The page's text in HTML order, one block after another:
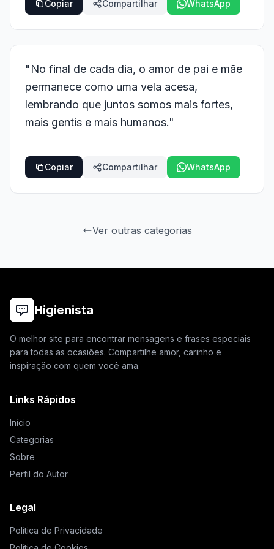
Copiar Compartilhar WhatsApp
"No final de cada dia, o amor de pai e mãe
permanece como uma vela acesa,
lembrando que juntos somos mais fortes,
mais gentis e mais humanos."
Copiar Compartilhar WhatsApp
Ver outras categorias
Higienista
O melhor site para encontrar mensagens e frases especiais
para todas as ocasiões. Compartilhe amor, carinho e
inspiração com quem você ama.
Links Rápidos
Início
Categorias
Sobre
Perfil do Autor
Legal
Política de Privacidade